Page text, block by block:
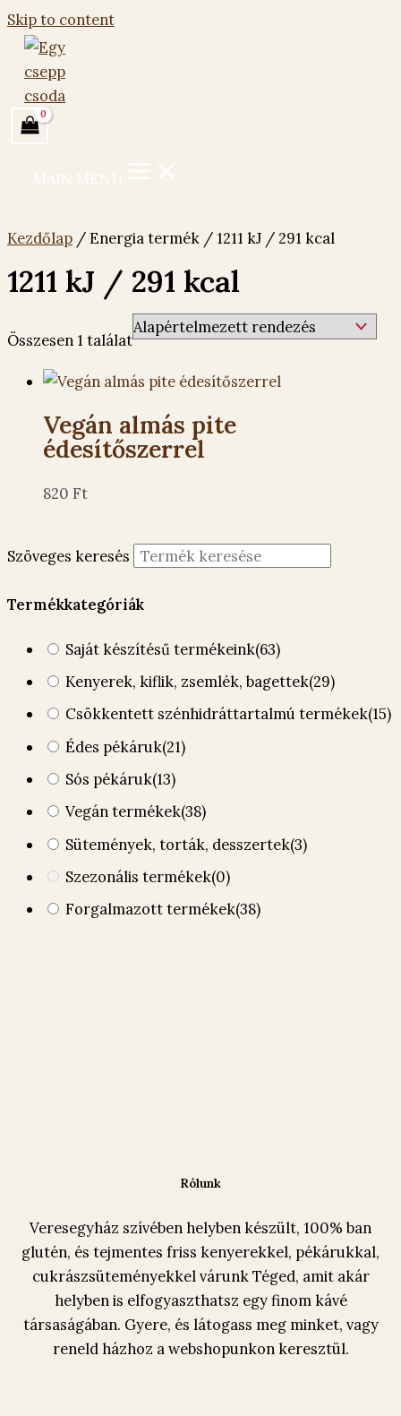
Skip to content
Szöveges keresés
Termékkategóriák
Saját készítésű termékeink(63)
Kenyerek, kiflik, zsemlék, bagettek(29)
Csökkentett szénhidráttartalmú termékek(15)
Édes pékáruk(21)
Sós pékáruk(13)
Vegán termékek(38)
Sütemények, torták, desszertek(3)
Szezonális termékek(0)
Forgalmazott termékek(38)
Kezdőlap / Energia termék / 1211 kJ / 291 kcal
1211 kJ / 291 kcal
Összesen 1 találat
Vegán almás pite
édesítőszerrel
820 Ft
Rólunk
Veresegyház szívében helyben készült, 100% ban
glutén, és tejmentes friss kenyerekkel, pékárukkal,
cukrászsüteményekkel várunk Téged, amit akár
helyben is elfogyaszthatsz egy finom kávé
társaságában. Gyere, és látogass meg minket, vagy
reneld házhoz a webshopunkon keresztül.